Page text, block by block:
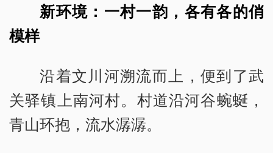
新环境：一村一韵，各有各的俏
模样
沿着文川河溯流而上，便到了武
关驿镇上南河村。村道沿河谷蜿蜒，
青山环抱，流水潺潺。